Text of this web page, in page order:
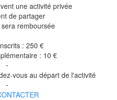
une activité privée
de partager
remboursée
: 250 €
: 10 €
-
vous au départ de l'activité
-